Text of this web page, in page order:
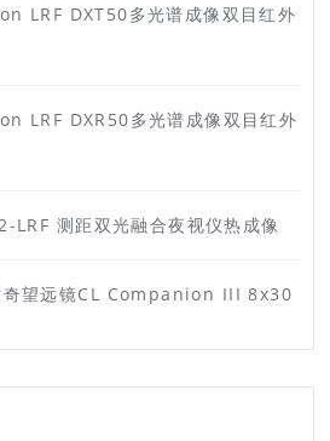
LRF DXT50多光谱成像双目红外
LRF DXR50多光谱成像双目红外
LRF 测距双光融合夜视仪热成像
奇望远镜CL Companion III 8x30